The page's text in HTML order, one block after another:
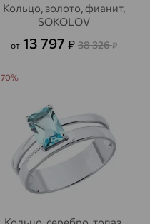
Кольцо, золото, фианит,
SOKOLOV
от 13 797 ₽ 38 326₽
70%